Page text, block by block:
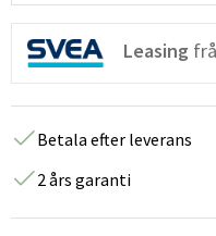
Leasing
Betala efter leverans
2 års garanti